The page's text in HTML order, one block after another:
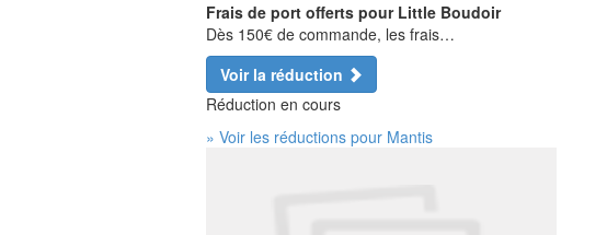
Frais de port offerts pour Little Boudoir
Dès 150€ de commande, les frais…
Voir la réduction
Réduction en cours
» Voir les réductions pour Mantis